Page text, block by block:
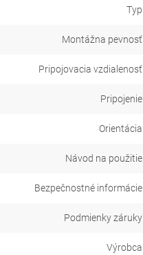
Typ
Montážna pevnosť
Pripojovacia vzdialenosť
Pripojenie
Orientácia
Návod na použitie
Bezpečnostné informácie
Podmienky záruky
Výrobca